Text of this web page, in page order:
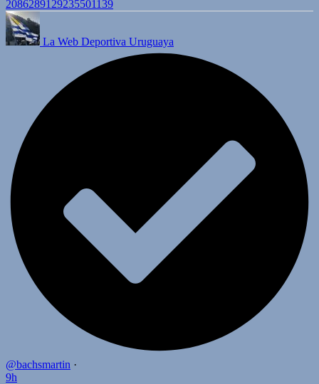
2086289129235501139
La Web Deportiva Uruguaya
@bachsmartin ·
9h